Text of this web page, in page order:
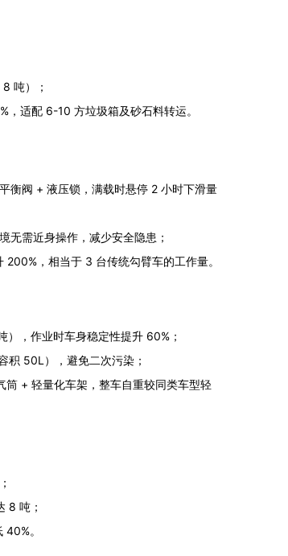
吨）；
适配 6-10 方垃圾箱及砂石料转运。
衡阀 + 液压锁，满载时悬停 2 小时下滑量
无需近身操作，减少安全隐患；
，相当于 3 台传统勾臂车的工作量。
，作业时车身稳定性提升 60%；
积 50L），避免二次污染；
+ 轻量化车架，整车自重较同类车型轻
8 吨；
。